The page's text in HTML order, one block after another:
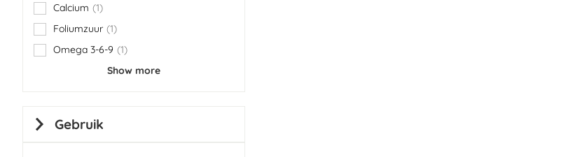
Calcium
1
item
Foliumzuur 1
item
Omega 3-6-9
1
item
Show more
Gebruik